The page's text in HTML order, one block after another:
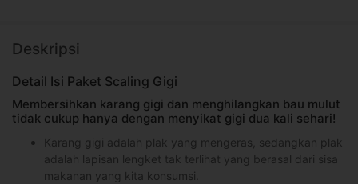
Deskripsi
Detail Isi Paket Scaling Gigi
Membersihkan karang gigi dan menghilangkan bau mulut
tidak cukup hanya dengan menyikat gigi dua kali sehari!
Karang gigi adalah plak yang mengeras, sedangkan plak
adalah lapisan lengket tak terlihat yang berasal dari sisa
makanan yang kita konsumsi.